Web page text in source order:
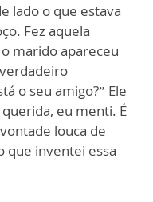
lado o que estava
Fez aquela
marido apareceu
o seu amigo?” Ele
eu menti. É
louca de
que inventei essa